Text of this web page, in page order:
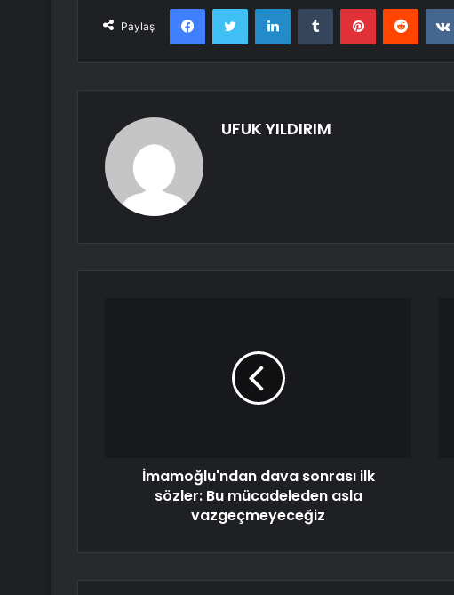
Paylaş
FacebookTwitter LinkedInTumblr PinterestReddit
UFUK YILDIRIM
İmamoğlu'ndan dava sonrası ilk
sözler: Bu mücadeleden asla
vazgeçmeyeceğiz